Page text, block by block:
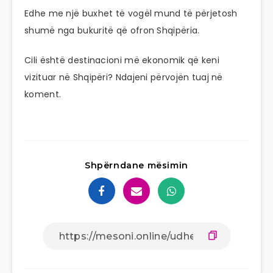
Edhe me një buxhet të vogël mund të përjetosh
shumë nga bukuritë që ofron Shqipëria.
Cili është destinacioni më ekonomik që keni
vizituar në Shqipëri? Ndajeni përvojën tuaj në
koment.
Shpërndane mësimin